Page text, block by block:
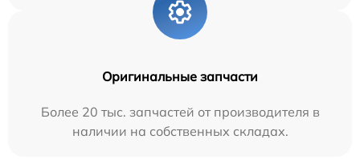
Оригинальные запчасти
Более 20 тыс. запчастей от производителя в
наличии на собственных складах.